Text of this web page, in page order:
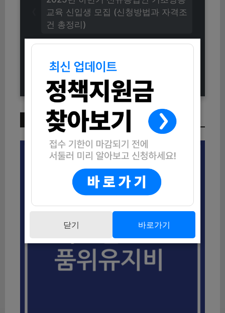
2025 인천 동구 사회공헌 메이커톤
참가자 모집 안내 (신청방법 및 자격
조건 총정리)
교육 신입생 모집 (신청방법과 자격조
건 총정리)
이번 주 인기 글
닫기 바로가기